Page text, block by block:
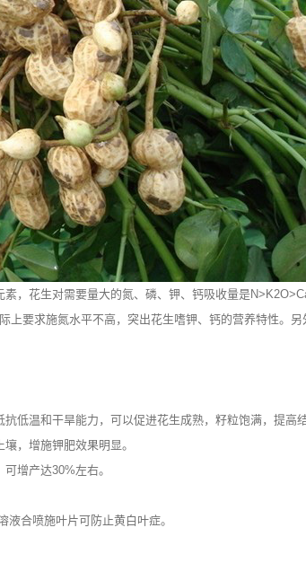
，花生对需要量大的氮、磷、钾、钙吸收量是
要求施氮水平不高，突出花生嗜钾、钙的营养特性。另
温和干旱能力，可以促进花生成熟，籽粒饱满，提高结
，增施钾肥效果明显。
增产达30%左右。
合喷施叶片可防止黄白叶症。